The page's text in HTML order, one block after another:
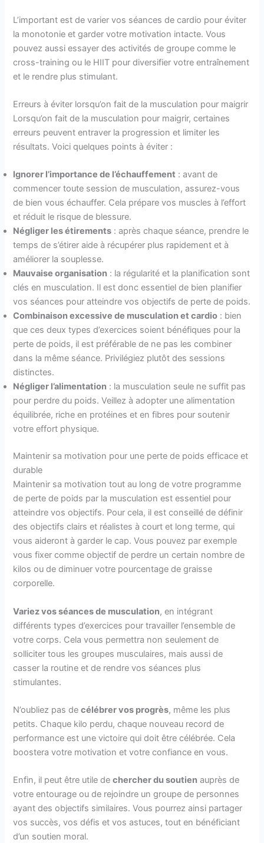
L’important est de varier vos séances de cardio pour éviter
la monotonie et garder votre motivation intacte. Vous
pouvez aussi essayer des activités de groupe comme le
cross-training ou le HIIT pour diversifier votre entraînement
et le rendre plus stimulant.
Erreurs à éviter lorsqu’on fait de la musculation pour maigrir
Lorsqu’on fait de la musculation pour maigrir, certaines
erreurs peuvent entraver la progression et limiter les
résultats. Voici quelques points à éviter :
Ignorer l’importance de l’échauffement : avant de
commencer toute session de musculation, assurez-vous
de bien vous échauffer. Cela prépare vos muscles à l’effort
et réduit le risque de blessure.
Négliger les étirements : après chaque séance, prendre le
temps de s’étirer aide à récupérer plus rapidement et à
améliorer la souplesse.
Mauvaise organisation : la régularité et la planification sont
clés en musculation. Il est donc essentiel de bien planifier
vos séances pour atteindre vos objectifs de perte de poids.
Combinaison excessive de musculation et cardio : bien
que ces deux types d’exercices soient bénéfiques pour la
perte de poids, il est préférable de ne pas les combiner
dans la même séance. Privilégiez plutôt des sessions
distinctes.
Négliger l’alimentation : la musculation seule ne suffit pas
pour perdre du poids. Veillez à adopter une alimentation
équilibrée, riche en protéines et en fibres pour soutenir
votre effort physique.
Maintenir sa motivation pour une perte de poids efficace et
durable
Maintenir sa motivation tout au long de votre programme
de perte de poids par la musculation est essentiel pour
atteindre vos objectifs. Pour cela, il est conseillé de définir
des objectifs clairs et réalistes à court et long terme, qui
vous aideront à garder le cap. Vous pouvez par exemple
vous fixer comme objectif de perdre un certain nombre de
kilos ou de diminuer votre pourcentage de graisse
corporelle.
Variez vos séances de musculation, en intégrant
différents types d’exercices pour travailler l’ensemble de
votre corps. Cela vous permettra non seulement de
solliciter tous les groupes musculaires, mais aussi de
casser la routine et de rendre vos séances plus
stimulantes.
N’oubliez pas decélébrer vos progrès, même les plus
petits. Chaque kilo perdu, chaque nouveau record de
performance est une victoire qui doit être célébrée. Cela
boostera votre motivation et votre confiance en vous.
Enfin, il peut être utile dechercher du soutien auprès de
votre entourage ou de rejoindre un groupe de personnes
ayant des objectifs similaires. Vous pourrez ainsi partager
vos succès, vos défis et vos astuces, tout en bénéficiant
d’un soutien moral.